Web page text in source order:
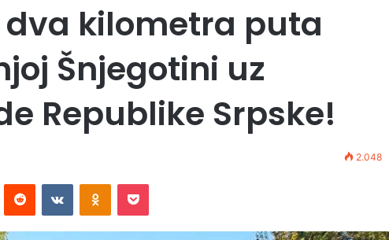
kilometra puta
Šnjegotini uz
Republike Srpske!
2.048
Reddit VKontakteOdnoklassniki
Pocket